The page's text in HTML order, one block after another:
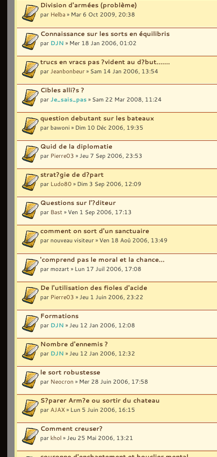
Division d'armées (problème)
par Helba» Mar 6 Oct 2009, 20:38
Connaissance sur les sorts en équilibris
par DJN » Mer 18 Jan 2006, 01:02
trucs en vracs pas ?vident au d?but.......
par Jeanbonbeur» Sam 14 Jan 2006, 13:54
Cibles alli?s ?
par Je_sais_pas» Sam 22 Mar 2008, 11:24
question debutant sur les bateaux
par bawoni » Dim 10 Déc 2006, 19:35
Quid de la diplomatie
par Pierre03 » Jeu 7 Sep 2006, 23:53
strat?gie de d?part
par Ludo80 » Dim 3 Sep 2006, 12:09
Questions sur l'?diteur
par Bast » Ven 1 Sep 2006, 17:13
comment on sort d'un sanctuaire
par nouveau visiteur » Ven 18 Aoû 2006, 13:49
'comprend pas le moral et la chance...
par mozart » Lun 17 Juil 2006, 17:08
De l'utilisation des fioles d'acide
par Pierre03 » Jeu 1 Juin 2006, 23:22
Formations
par DJN » Jeu 12 Jan 2006, 12:08
Nombre d'ennemis ?
par DJN » Jeu 12 Jan 2006, 12:32
le sort robustesse
par Neocron » Mer 28 Juin 2006, 17:58
S?parer Arm?e ou sortir du chateau
par AJAX» Lun 5 Juin 2006, 16:15
Comment creuser?
par khol» Jeu 25 Mai 2006, 13:21